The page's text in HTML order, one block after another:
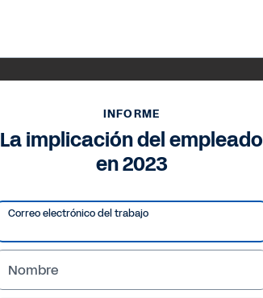
INFORME
La implicación del empleado
en 2023
Correo electrónico del trabajo
Nombre